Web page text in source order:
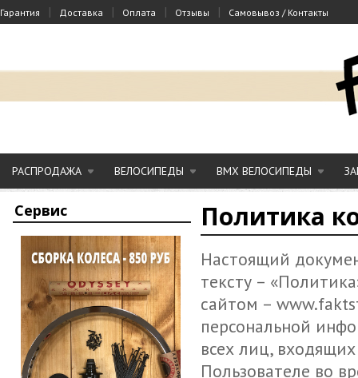
Гарантия | Доставка | Оплата | Отзывы | Самовывоз / Контакты
РАСПРОДАЖА ВЕЛОСИПЕДЫ BMX ВЕЛОСИПЕДЫ
Сервис Политика
Настоящий
тексту –
сайтом –
персональной
всех лиц,
Пользователе во